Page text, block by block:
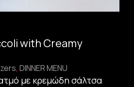
with Creamy
, DINNER MENU
με κρεμώδη σάλτσα